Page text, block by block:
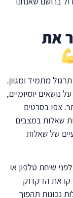
את
מתמיד ומגוון.
נושאים יומיומיים,
צפו בסרטים
שאלות במצבים
של שאלות
שיחת טלפון או
את הדקדוק
נכונות תהפוך